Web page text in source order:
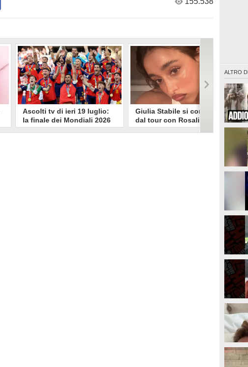
ALTRO DI
Ascolti tv di ieri 19 luglio:
la finale dei Mondiali 2026
Spagna-Argentina
Giulia Stabile si confessa
dal tour con Rosalia: "Non
sono stata bene, costretta
ballo di Rosalia, Giulia Stabile si è
lasciata andare a una confessione